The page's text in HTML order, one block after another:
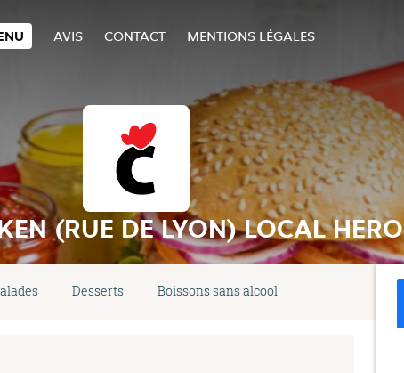
AVIS CONTACT MENTIONS LÉGALES
(RUE DE LYON) LOCAL HERO
Desserts Boissons sans alcool